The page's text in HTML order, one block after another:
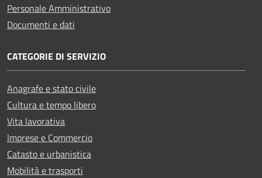
Personale Amministrativo
Documenti e dati
CATEGORIE DI SERVIZIO
Anagrafe e stato civile
Cultura e tempo libero
Vita lavorativa
Imprese e Commercio
Catasto e urbanistica
Mobilità e trasporti